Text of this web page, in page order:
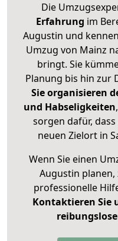
Die
Erfahrung im
Augustin und
Umzug von Mainz
bringt. Sie
Planung bis hin zur
Sie organisieren
und Habseligkeiten
sorgen dafür,
neuen Zielort in
Wenn Sie einen
Augustin
professionelle
Kontaktieren Sie